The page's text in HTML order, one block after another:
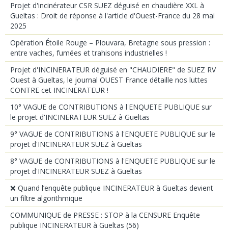
Projet d'incinérateur CSR SUEZ déguisé en chaudière XXL à
Gueltas : Droit de réponse à l'article d'Ouest-France du 28 mai
2025
Opération Étoile Rouge – Plouvara, Bretagne sous pression :
entre vaches, fumées et trahisons industrielles !
Projet d'INCINERATEUR déguisé en "CHAUDIERE" de SUEZ RV
Ouest à Gueltas, le journal OUEST France détaille nos luttes
CONTRE cet INCINERATEUR !
10° VAGUE de CONTRIBUTIONS à l'ENQUETE PUBLIQUE sur
le projet d'INCINERATEUR SUEZ à Gueltas
9° VAGUE de CONTRIBUTIONS à l'ENQUETE PUBLIQUE sur le
projet d'INCINERATEUR SUEZ à Gueltas
8° VAGUE de CONTRIBUTIONS à l'ENQUETE PUBLIQUE sur le
projet d'INCINERATEUR SUEZ à Gueltas
❌ Quand l’enquête publique INCINERATEUR à Gueltas devient
un filtre algorithmique
COMMUNIQUE de PRESSE : STOP à la CENSURE Enquête
publique INCINERATEUR à Gueltas (56)